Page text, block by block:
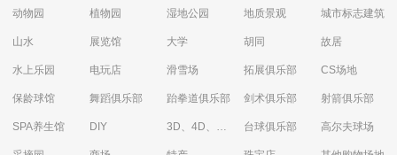
动物园 植物园 湿地公园 地质景观 城市标志建筑
山水 展览馆 大学 胡同 故居
水上乐园 电玩店 滑雪场 拓展俱乐部 CS场地
保龄球馆 舞蹈俱乐部 跆拳道俱乐部 剑术俱乐部 射箭俱乐部
SPA养生馆 DIY 3D、4D、5D艺术体验馆 台球俱乐部 高尔夫球场